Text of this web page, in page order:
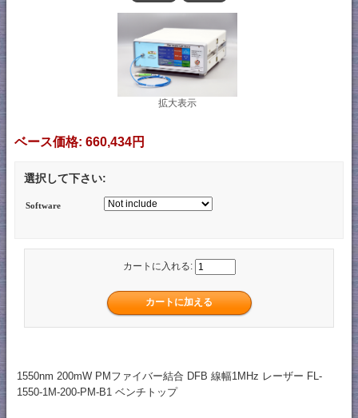
拡大表示
ベース価格: 660,434円
選択して下さい:
Software
カートに入れる:
1550nm 200mW PMファイバー結合 DFB 線幅1MHz レーザー FL-
1550-1M-200-PM-B1 ベンチトップ